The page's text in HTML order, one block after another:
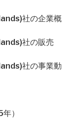
社の企業概
社の販売
社の事業動
）